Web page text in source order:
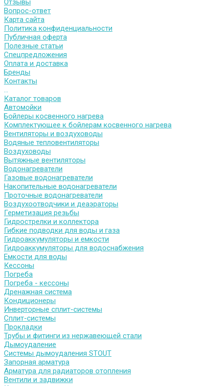
Отзывы
Вопрос-ответ
Карта сайта
Политика конфиденциальности
Публичная оферта
Полезные статьи
Спецпредложения
Оплата и доставка
Бренды
Контакты
...
Каталог товаров
Автомойки
Бойлеры косвенного нагрева
Комплектующее к бойлерам косвенного нагрева
Вентиляторы и воздуховоды
Водяные тепловентиляторы
Воздуховоды
Вытяжные вентиляторы
Водонагреватели
Газовые водонагреватели
Накопительные водонагреватели
Проточные водонагреватели
Воздухоотводчики и деаэраторы
Герметизация резьбы
Гидрострелки и коллектора
Гибкие подводки для воды и газа
Гидроаккумуляторы и емкости
Гидроаккумуляторы для водоснабжения
Емкости для воды
Кессоны
Погреба
Погреба - кессоны
Дренажная система
Кондиционеры
Инверторные сплит-системы
Сплит-системы
Прокладки
Трубы и фитинги из нержавеющей стали
Дымоудаление
Системы дымоудаления STOUT
Запорная арматура
Арматура для радиаторов отопления
Вентили и задвижки